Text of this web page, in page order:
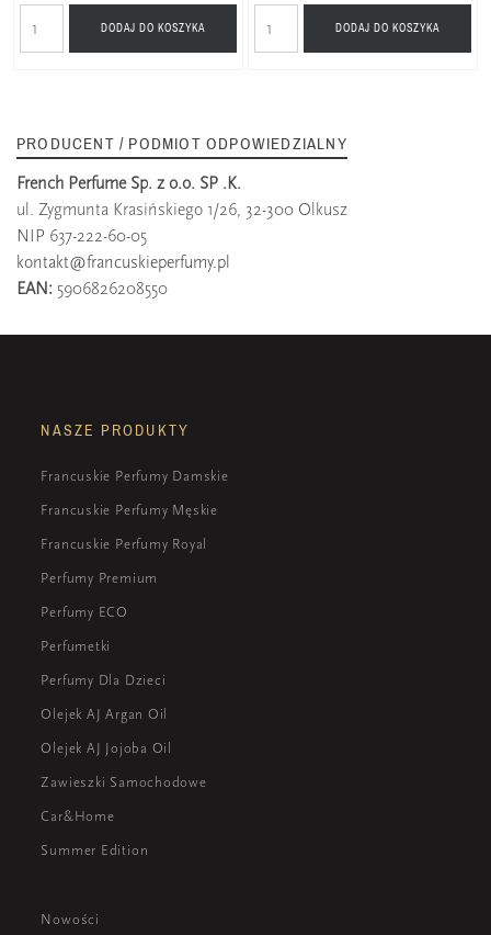
DODAJ DO KOSZYKA DODAJ DO KOSZYKA
PRODUCENT / PODMIOT ODPOWIEDZIALNY
French Perfume Sp. z o.o. SP .K.
ul. Zygmunta Krasińskiego 1/26, 32-300 Olkusz
NIP 637-222-60-05
kontakt@francuskieperfumy.pl
EAN: 5906826208550
NASZE PRODUKTY
Francuskie Perfumy Damskie
Francuskie Perfumy Męskie
Francuskie Perfumy Royal
Perfumy Premium
Perfumy ECO
Perfumetki
Perfumy Dla Dzieci
Olejek AJ Argan Oil
Olejek AJ Jojoba Oil
Zawieszki Samochodowe
Car&Home
Summer Edition
Nowości